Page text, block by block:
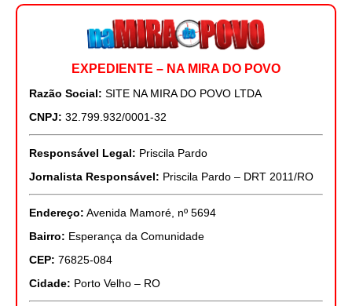
EXPEDIENTE – NA MIRA DO POVO
Razão Social: SITE NA MIRA DO POVO LTDA
CNPJ: 32.799.932/0001-32
Responsável Legal: Priscila Pardo
Jornalista Responsável: Priscila Pardo – DRT 2011/RO
Endereço: Avenida Mamoré, nº 5694
Bairro: Esperança da Comunidade
CEP: 76825-084
Cidade: Porto Velho – RO